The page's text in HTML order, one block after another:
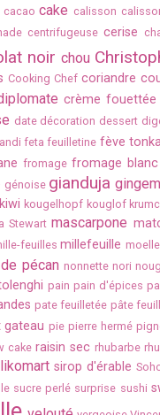
cacao cake calisson
centrifugeuse cerise
noir chou
Cooking Chef coriandre
crème fouettée
date décoration dessert
feta feuilletine fève
fromage fromage blanc
génoise gianduja
kiwi kougelhopf kouglof
Stewart mascarpone
feuilles millefeuille
pécan nonnette nori
pain pain d'épices
pate feuilletée pâte
gateau pie pierre hermé
cake raisin sec rhubarbe
sirop d'érable
sucre perlé surprise sushi